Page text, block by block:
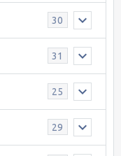
30
31
25
29